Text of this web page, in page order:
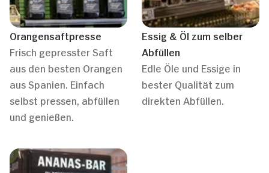
Orangensaftpresse
Frisch gepresster Saft
aus den besten Orangen
aus Spanien. Einfach
selbst pressen, abfüllen
und genießen.
Essig & Öl zum selber
Abfüllen
Edle Öle und Essige in
bester Qualität zum
direkten Abfüllen.